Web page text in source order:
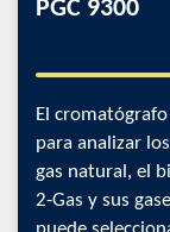
PGC 9300
El
para analizar
gas natural, el
2-Gas y sus